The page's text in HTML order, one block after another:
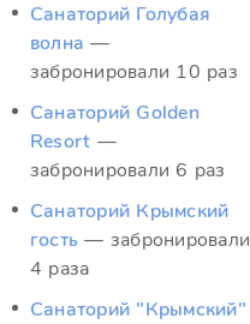
Санаторий Голубая
волна —
забронировали 10 раз
Санаторий Golden
Resort —
забронировали 6 раз
Санаторий Крымский
гость — забронировали
4 раза
Санаторий "Крымский"